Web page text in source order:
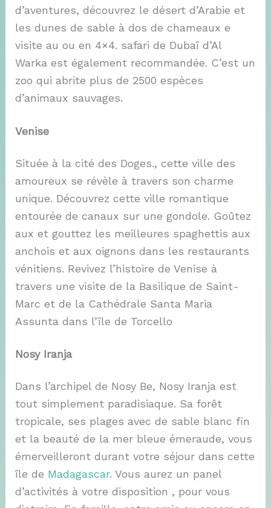
d’aventures, découvrez le désert d’Arabie et
les dunes de sable à dos de chameaux e
visite au ou en 4×4. safari de Dubaî d’Al
Warka est également recommandée. C’est un
zoo qui abrite plus de 2500 espèces
d’animaux sauvages.
Venise
Située à la cité des Doges., cette ville des
amoureux se révèle à travers son charme
unique. Découvrez cette ville romantique
entourée de canaux sur une gondole. Goûtez
aux et gouttez les meilleures spaghettis aux
anchois et aux oignons dans les restaurants
vénitiens. Revivez l’histoire de Venise à
travers une visite de la Basilique de Saint-
Marc et de la Cathédrale Santa Maria
Assunta dans l’île de Torcello
Nosy Iranja
Dans l’archipel de Nosy Be, Nosy Iranja est
tout simplement paradisiaque. Sa forêt
tropicale, ses plages avec de sable blanc fin
et la beauté de la mer bleue émeraude, vous
émerveilleront durant votre séjour dans cette
île de Madagascar. Vous aurez un panel
d’activités à votre disposition , pour vous